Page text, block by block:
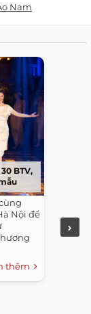
Nam
BTV,
Nội để
thêm